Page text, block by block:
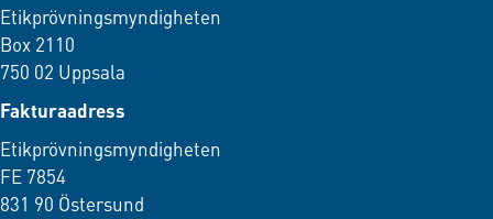
Etikprövningsmyndigheten
Box 2110
750 02 Uppsala
Fakturaadress
Etikprövningsmyndigheten
FE 7854
831 90 Östersund